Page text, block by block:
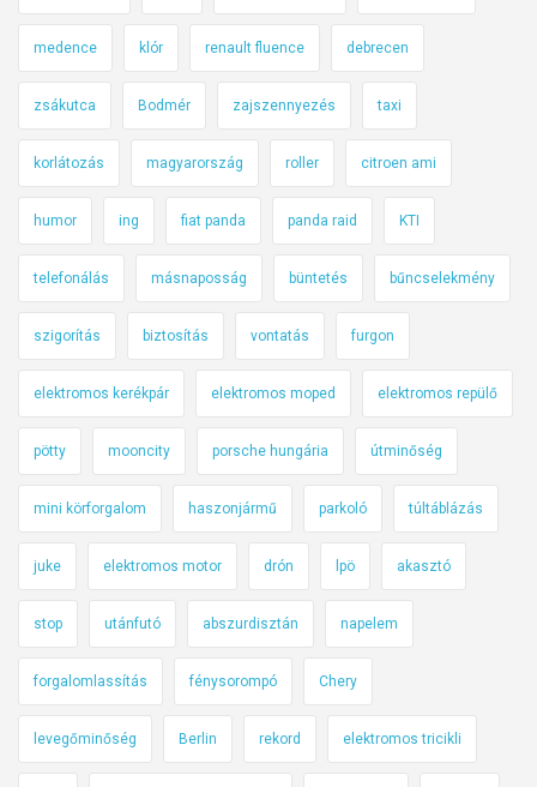
medence klór renault fluence debrecen
zsákutca Bodmér zajszennyezés taxi
korlátozás magyarország roller citroen ami
humor ing fiat panda panda raid KTI
telefonálás másnaposság büntetés bűncselekmény
szigorítás biztosítás vontatás furgon
elektromos kerékpár elektromos moped elektromos repülő
pötty mooncity porsche hungária útminőség
mini körforgalom haszonjármű parkoló túltáblázás
juke elektromos motor drón lpö akasztó
stop utánfutó abszurdisztán napelem
forgalomlassítás fénysorompó Chery
levegőminőség Berlin rekord elektromos tricikli